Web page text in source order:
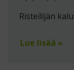
Risteilijän
Lue lisää »